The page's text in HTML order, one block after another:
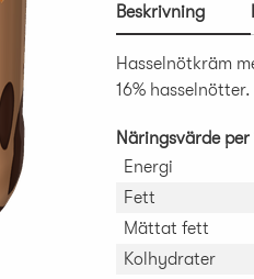
Beskrivning
Hasselnötkräm
16%
Näringsvärde
Energi
Fett
Mättat fett
Kolhydrater